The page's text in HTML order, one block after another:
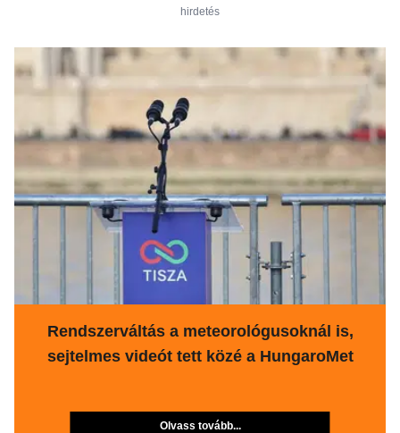
hirdetés
Rendszerváltás a meteorológusoknál is,
sejtelmes videót tett közé a HungaroMet
Olvass tovább...